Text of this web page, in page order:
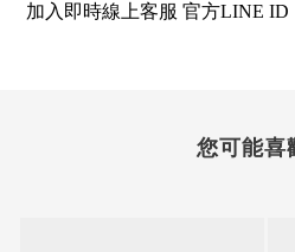
加入即時線上客服 官方LINE ID
您可能喜